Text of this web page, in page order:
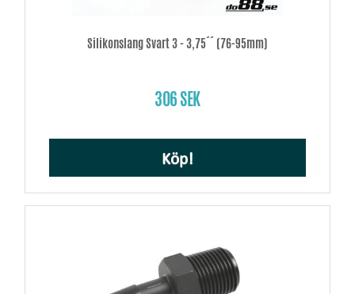
Silikonslang Svart 3 - 3,75´´ (76-95mm)
306 SEK
Köp!